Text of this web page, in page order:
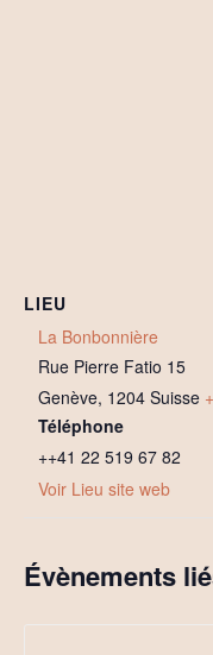
LIEU
La Bonbonnière
Rue Pierre Fatio 15
Genève, 1204 Suisse
Téléphone
++41 22 519 67 82
Voir Lieu site web
Évènements